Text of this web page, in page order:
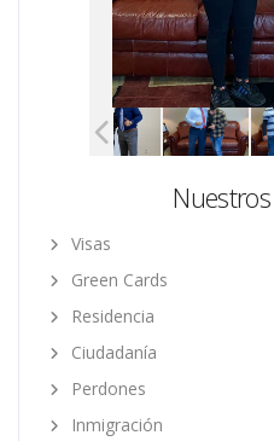
Visas
Green Cards
Residencia
Ciudadanía
Perdones
Inmigración